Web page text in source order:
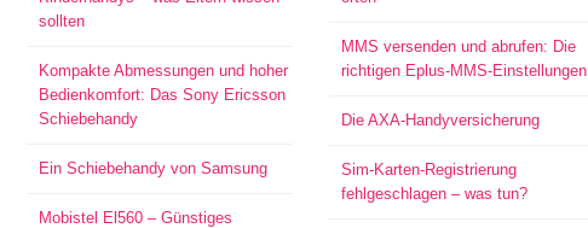
sollten
Kompakte Abmessungen und hoher
Bedienkomfort: Das Sony Ericsson
Schiebehandy
Ein Schiebehandy von Samsung
Mobistel El560 – Günstiges
MMS versenden und abrufen: Die
richtigen Eplus-MMS-Einstellungen
Die AXA-Handyversicherung
Sim-Karten-Registrierung
fehlgeschlagen – was tun?